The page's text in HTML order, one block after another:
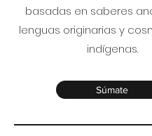
basadas en saberes
lenguas originarias y
indígenas.
Súmate